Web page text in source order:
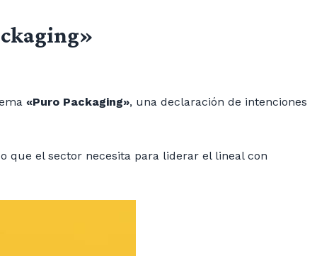
«Puro Packaging», una declaración de intenciones
que el sector necesita para liderar el lineal con